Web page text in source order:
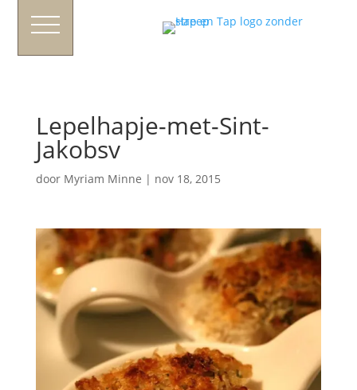
Lepelhapje-met-Sint-
Jakobsv
door Myriam Minne | nov 18, 2015